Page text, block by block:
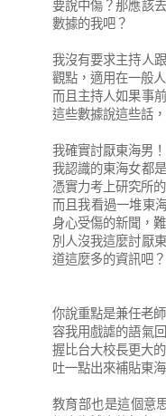
要說中傷？那應該
數據的我吧？
我沒有要求主持人
觀點，適用在一般
而且主持人如果事
這些數據說這些話
我確實討厭東海男！
我認識的東海女都
憑實力考上研究所的
而且我看過一堆東
身心受傷的新聞，
別人沒我這麼討厭
道這麼多的資訊吧？
你說重點是兼任老
容我用戲謔的語氣
握比台大校長更大
吐一點出來補貼東
教育部也是這個意